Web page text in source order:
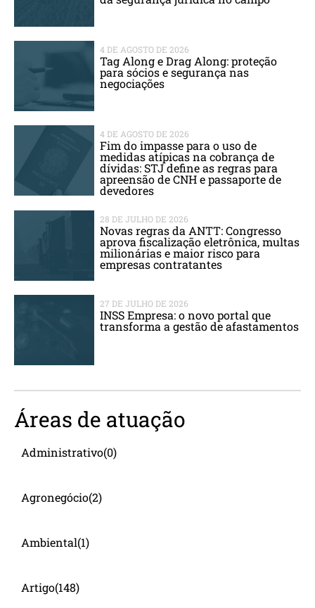
4 DE AGOSTO DE 2026
Tag Along e Drag Along: proteção
para sócios e segurança nas
negociações
4 DE AGOSTO DE 2026
Fim do impasse para o uso de
medidas atípicas na cobrança de
dívidas: STJ define as regras para
apreensão de CNH e passaporte de
devedores
28 DE JULHO DE 2026
Novas regras da ANTT: Congresso
aprova fiscalização eletrônica, multas
milionárias e maior risco para
empresas contratantes
27 DE JULHO DE 2026
INSS Empresa: o novo portal que
transforma a gestão de afastamentos
Áreas de atuação
Administrativo(0)
Agronegócio(2)
Ambiental(1)
Artigo(148)